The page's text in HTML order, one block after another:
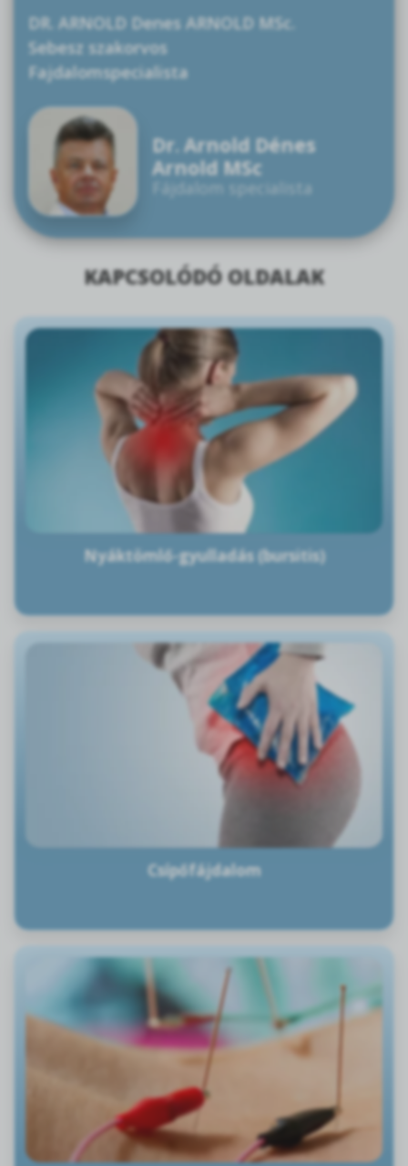
DR. ARNOLD Denes ARNOLD MSc.
Sebesz szakorvos
Fajdalomspecialista
Dr. Arnold Dénes
Arnold MSc
Fájdalom specialista
KAPCSOLÓDÓ OLDALAK
Nyáktömlő-gyulladás (bursitis)
Csípőfájdalom